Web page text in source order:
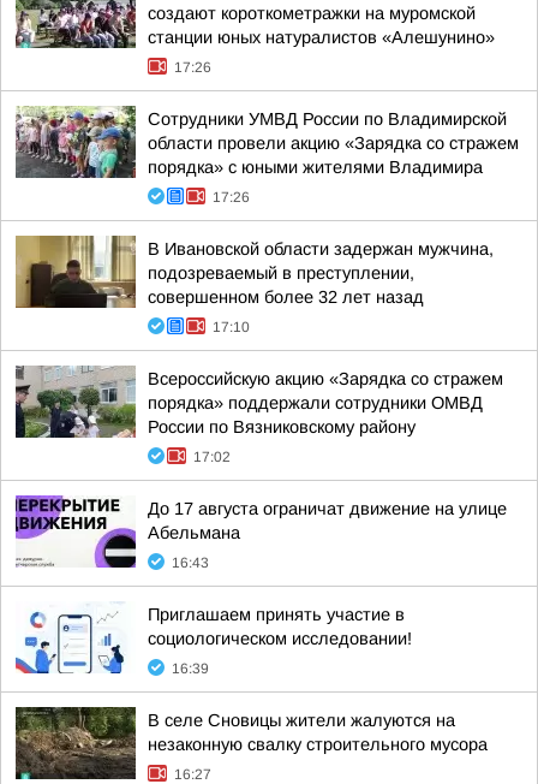
создают короткометражки на муромской
станции юных натуралистов «Алешунино»
17:26
Сотрудники УМВД России по Владимирской
области провели акцию «Зарядка со стражем
порядка» с юными жителями Владимира
17:26
В Ивановской области задержан мужчина,
подозреваемый в преступлении,
совершенном более 32 лет назад
17:10
Всероссийскую акцию «Зарядка со стражем
порядка» поддержали сотрудники ОМВД
России по Вязниковскому району
17:02
До 17 августа ограничат движение на улице
Абельмана
16:43
Приглашаем принять участие в
социологическом исследовании!
16:39
В селе Сновицы жители жалуются на
незаконную свалку строительного мусора
16:27